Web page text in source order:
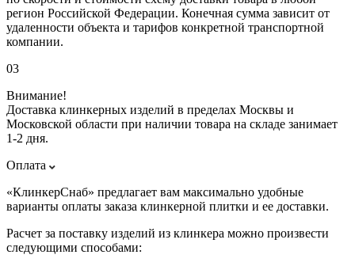
регион Российской Федерации. Конечная сумма зависит от
удаленности объекта и тарифов конкретной транспортной
компании.
03
Внимание!
Доставка клинкерных изделий в пределах Москвы и
Московской области при наличии товара на складе занимает
1-2 дня.
Оплата
«КлинкерСнаб» предлагает вам максимально удобные
варианты оплаты заказа клинкерной плитки и ее доставки.
Расчет за поставку изделий из клинкера можно произвести
следующими способами: